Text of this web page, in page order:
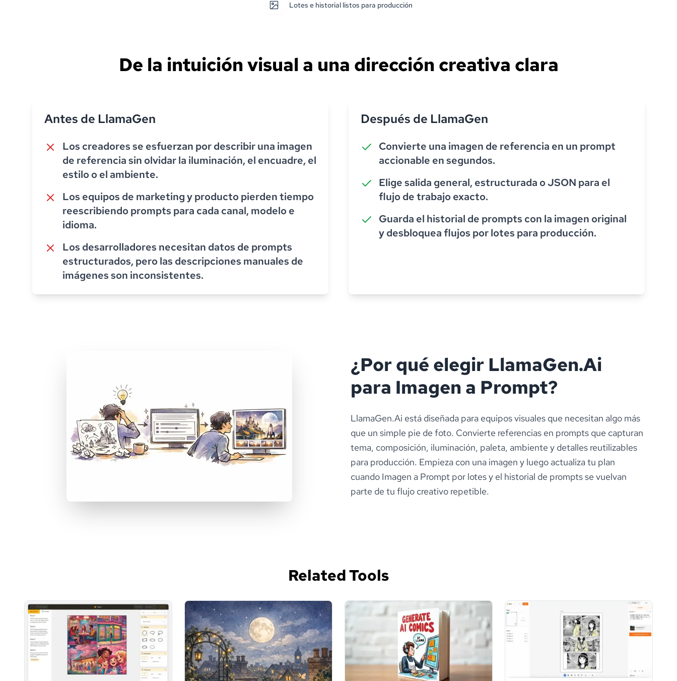
Lotes e historial listos para producción
De la intuición visual a una dirección creativa clara
Antes de LlamaGen
Los creadores se esfuerzan por describir una imagen
de referencia sin olvidar la iluminación, el encuadre, el
estilo o el ambiente.
Los equipos de marketing y producto pierden tiempo
reescribiendo prompts para cada canal, modelo e
idioma.
Los desarrolladores necesitan datos de prompts
estructurados, pero las descripciones manuales de
imágenes son inconsistentes.
Después de LlamaGen
Convierte una imagen de referencia en un prompt
accionable en segundos.
Elige salida general, estructurada o JSON para el
flujo de trabajo exacto.
Guarda el historial de prompts con la imagen original
y desbloquea flujos por lotes para producción.
¿Por qué elegir LlamaGen.Ai
para Imagen a Prompt?
LlamaGen.Ai está diseñada para equipos visuales que necesitan algo más
que un simple pie de foto. Convierte referencias en prompts que capturan
tema, composición, iluminación, paleta, ambiente y detalles reutilizables
para producción. Empieza con una imagen y luego actualiza tu plan
cuando Imagen a Prompt por lotes y el historial de prompts se vuelvan
parte de tu flujo creativo repetible.
Related Tools